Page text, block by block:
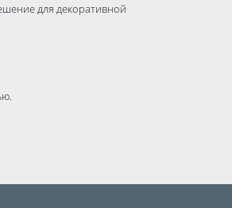
для декоративной